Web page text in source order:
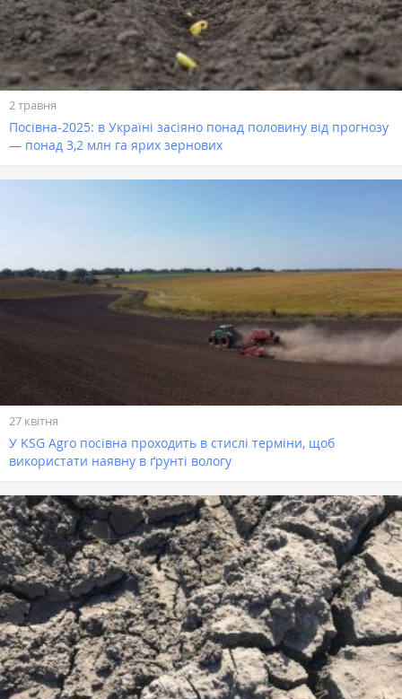
2 травня
Посівна-2025: в Україні засіяно понад половину від прогнозу
— понад 3,2 млн га ярих зернових
27 квітня
У KSG Agro посівна проходить в стислі терміни, щоб
використати наявну в ґрунті вологу